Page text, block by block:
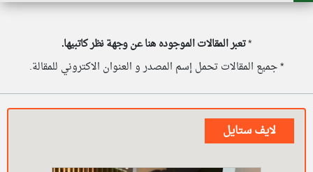
*تعبر المقالات الموجوده هنا عن وجهة نظر كاتبيها.
* جميع المقالات تحمل إسم المصدر و العنوان الاكتروني للمقالة.
لايف ستايل